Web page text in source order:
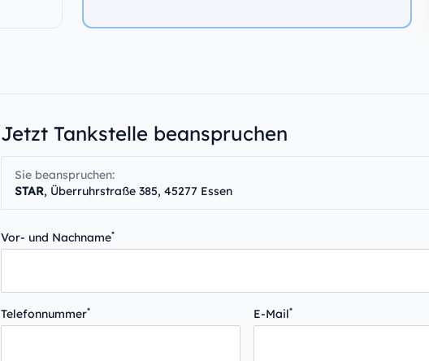
Jetzt Tankstelle beanspruchen
Sie beanspruchen:
STAR, Überruhrstraße 385, 45277 Essen
Vor- und Nachname*
Telefonnummer* E-Mail*